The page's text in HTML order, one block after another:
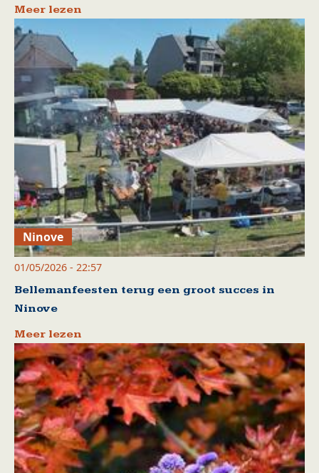
Meer lezen
Ninove
01/05/2026 - 22:57
Bellemanfeesten terug een groot succes in
Ninove
Meer lezen